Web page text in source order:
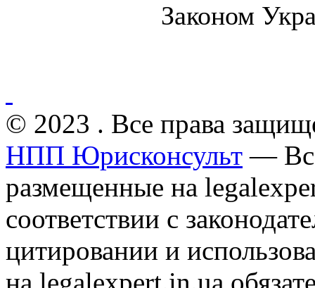
Законом
© 2023 . Все права
НПП Юрисконсульт —
размещенные на
соответствии с
цитировании и